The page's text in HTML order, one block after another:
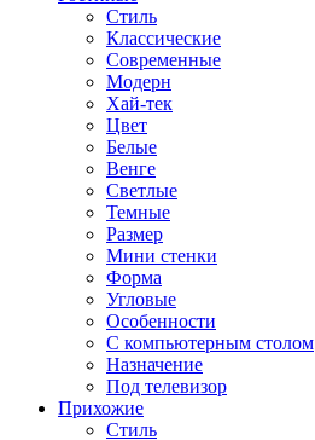
Стиль
Классические
Современные
Модерн
Хай-тек
Цвет
Белые
Венге
Светлые
Темные
Размер
Мини стенки
Форма
Угловые
Особенности
С компьютерным столом
Назначение
Под телевизор
Прихожие
Стиль